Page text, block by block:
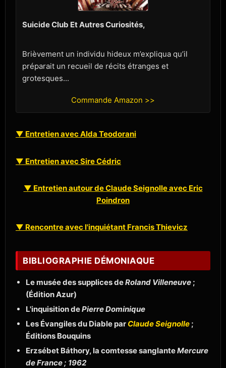
Suicide Club Et Autres Curiosités,
Brièvement un individu hideux m’expliqua qu’il
préparait un recueil de récits étranges et
grotesques...
Commande Amazon >>
▼ Entretien avec Alda Teodorani
▼ Entretien avec Sire Cédric
▼ Entretien autour de Claude Seignolle avec Eric
Poindron
▼ Rencontre avec l'inquiétant Francis Thievicz
BIBLIOGRAPHIE DÉMONIAQUE
Le musée des supplices deRoland Villeneuve ;
(Édition Azur)
L'inquisition dePierre Dominique
Les Évangiles du Diable par Claude Seignolle ;
Éditions Bouquins
Erzsébet Báthory, la comtesse sanglanteMercure
de France ; 1962